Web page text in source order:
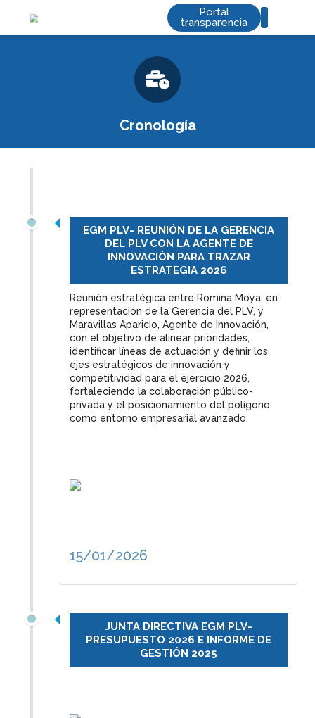
Saltar
Portal
transparencia
Cronología
EGM PLV- REUNIÓN DE LA GERENCIA
DEL PLV CON LA AGENTE DE
INNOVACIÓN PARA TRAZAR
ESTRATEGIA 2026
Reunión estratégica entre Romina Moya, en
representación de la Gerencia del PLV, y
Maravillas Aparicio, Agente de Innovación,
con el objetivo de alinear prioridades,
identificar líneas de actuación y definir los
ejes estratégicos de innovación y
competitividad para el ejercicio 2026,
fortaleciendo la colaboración público-
privada y el posicionamiento del polígono
como entorno empresarial avanzado.
15/01/2026
JUNTA DIRECTIVA EGM PLV-
PRESUPUESTO 2026 E INFORME DE
GESTIÓN 2025